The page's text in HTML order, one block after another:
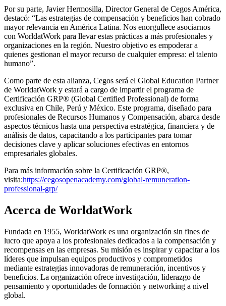
Por su parte, Javier Hermosilla, Director General de Cegos América,
destacó: “Las estrategias de compensación y beneficios han cobrado
mayor relevancia en América Latina. Nos enorgullece asociarnos
con WorldatWork para llevar estas prácticas a más profesionales y
organizaciones en la región. Nuestro objetivo es empoderar a
quienes gestionan el mayor recurso de cualquier empresa: el talento
humano”.
Como parte de esta alianza, Cegos será el Global Education Partner
de WorldatWork y estará a cargo de impartir el programa de
Certificación GRP® (Global Certified Professional) de forma
exclusiva en Chile, Perú y México. Este programa, diseñado para
profesionales de Recursos Humanos y Compensación, abarca desde
aspectos técnicos hasta una perspectiva estratégica, financiera y de
análisis de datos, capacitando a los participantes para tomar
decisiones clave y aplicar soluciones efectivas en entornos
empresariales globales.
Para más información sobre la Certificación GRP®,
visita:https://cegosopenacademy.com/global-remuneration-
professional-grp/
Acerca de WorldatWork
Fundada en 1955, WorldatWork es una organización sin fines de
lucro que apoya a los profesionales dedicados a la compensación y
recompensas en las empresas. Su misión es inspirar y capacitar a los
líderes que impulsan equipos productivos y comprometidos
mediante estrategias innovadoras de remuneración, incentivos y
beneficios. La organización ofrece investigación, liderazgo de
pensamiento y oportunidades de formación y networking a nivel
global.